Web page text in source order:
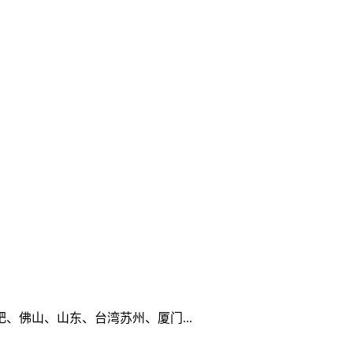
佛山、山东、台湾苏州、厦门...